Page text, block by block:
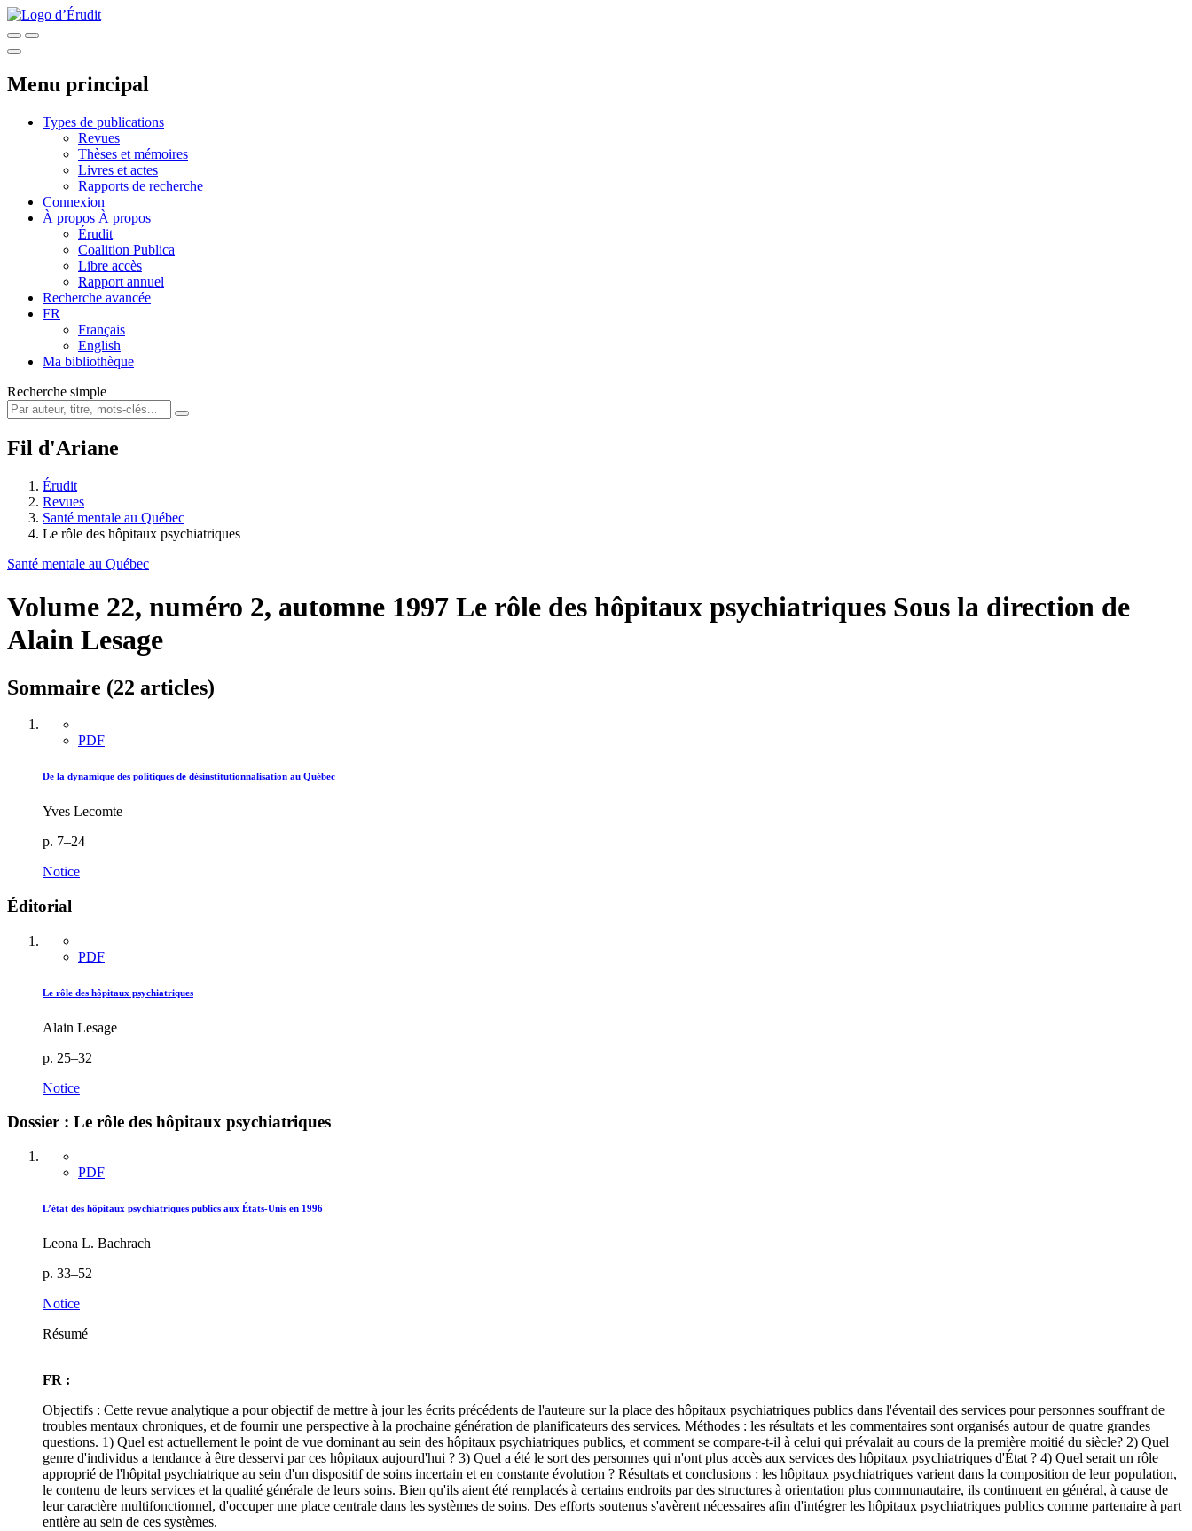
Menu principal
Types de publications
Revues
Thèses et mémoires
Livres et actes
Rapports de recherche
Connexion
À propos À propos
Érudit
Coalition Publica
Libre accès
Rapport annuel
Recherche avancée
FR
Français
English
Ma bibliothèque
Recherche simple
Fil d'Ariane
Érudit
Revues
Santé mentale au Québec
Le rôle des hôpitaux psychiatriques
Santé mentale au Québec
Volume 22, numéro 2, automne 1997 Le rôle des hôpitaux psychiatriques Sous la direction de
Alain Lesage
Sommaire (22 articles)
PDF
De la dynamique des politiques de désinstitutionnalisation au Québec
Yves Lecomte
p. 7–24
Notice
Éditorial
PDF
Le rôle des hôpitaux psychiatriques
Alain Lesage
p. 25–32
Notice
Dossier : Le rôle des hôpitaux psychiatriques
PDF
L’état des hôpitaux psychiatriques publics aux États-Unis en 1996
Leona L. Bachrach
p. 33–52
Notice
Résumé
FR :
Objectifs : Cette revue analytique a pour objectif de mettre à jour les écrits précédents de l'auteure sur la place des hôpitaux psychiatriques publics dans l'éventail des services pour personnes souffrant de
troubles mentaux chroniques, et de fournir une perspective à la prochaine génération de planificateurs des services. Méthodes : les résultats et les commentaires sont organisés autour de quatre grandes
questions. 1) Quel est actuellement le point de vue dominant au sein des hôpitaux psychiatriques publics, et comment se compare-t-il à celui qui prévalait au cours de la première moitié du siècle? 2) Quel
genre d'individus a tendance à être desservi par ces hôpitaux aujourd'hui ? 3) Quel a été le sort des personnes qui n'ont plus accès aux services des hôpitaux psychiatriques d'État ? 4) Quel serait un rôle
approprié de l'hôpital psychiatrique au sein d'un dispositif de soins incertain et en constante évolution ? Résultats et conclusions : les hôpitaux psychiatriques varient dans la composition de leur population,
le contenu de leurs services et la qualité générale de leurs soins. Bien qu'ils aient été remplacés à certains endroits par des structures à orientation plus communautaire, ils continuent en général, à cause de
leur caractère multifonctionnel, d'occuper une place centrale dans les systèmes de soins. Des efforts soutenus s'avèrent nécessaires afin d'intégrer les hôpitaux psychiatriques publics comme partenaire à part
entière au sein de ces systèmes.